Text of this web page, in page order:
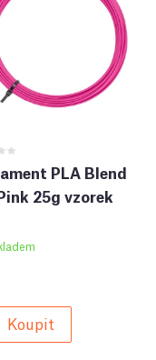
PLA Blend
25g vzorek
Koupit